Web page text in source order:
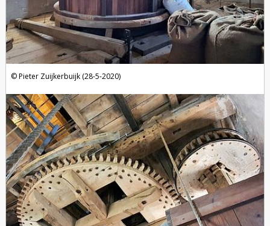
Pieter Zuijkerbuijk (28-5-2020)